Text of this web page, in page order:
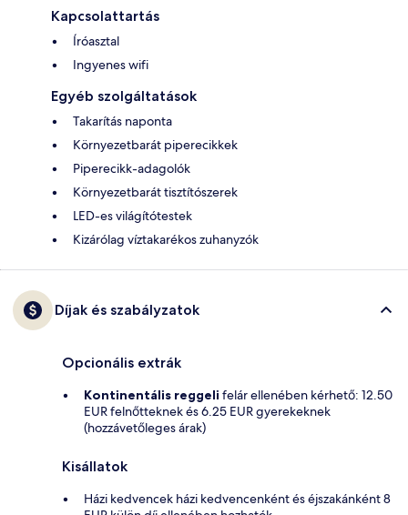
Kapcsolattartás
Íróasztal
Ingyenes wifi
Egyéb szolgáltatások
Takarítás naponta
Környezetbarát piperecikkek
Piperecikk-adagolók
Környezetbarát tisztítószerek
LED-es világítótestek
Kizárólag víztakarékos zuhanyzók
Díjak és szabályzatok
Opcionális extrák
Kontinentális reggeli felár ellenében kérhető: 12.50
EUR felnőtteknek és 6.25 EUR gyerekeknek
(hozzávetőleges árak)
Kisállatok
Házi kedvencek házi kedvencenként és éjszakánként 8